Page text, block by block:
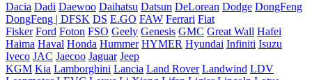
Dacia Dadi Daewoo Daihatsu Datsun DeLorean Dodge DongFeng
DongFeng | DFSK DS E.GO FAW Ferrari Fiat
Fisker Ford Foton FSO Geely Genesis GMC Great Wall Hafei
Haima Haval Honda Hummer HYMER Hyundai Infiniti Isuzu
Iveco JAC Jaecoo Jaguar Jeep
KGM Kia Lamborghini Lancia Land Rover Landwind LDV